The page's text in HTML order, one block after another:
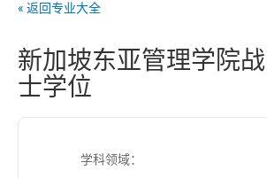
« 返回专业大全
新加坡东亚管理学院
士学位
学科领域：